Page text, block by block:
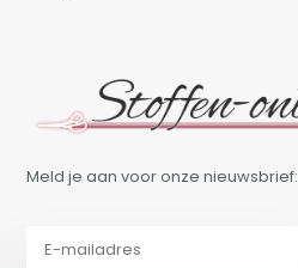
Meld je aan voor onze nieuwsbrief: